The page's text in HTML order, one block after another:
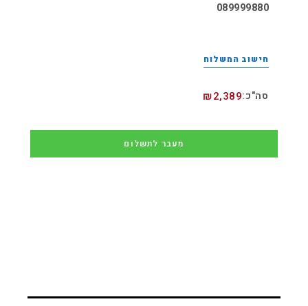
089999880
חישוב המשלוח
₪2,389
מעבר לתשלום